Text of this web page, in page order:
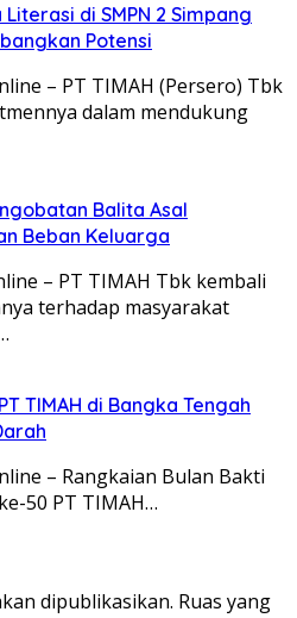
Literasi di SMPN 2 Simpang
Potensi
– PT TIMAH (Persero) Tbk
dalam mendukung
Balita Asal
Beban Keluarga
– PT TIMAH Tbk kembali
terhadap masyarakat
TIMAH di Bangka Tengah
– Rangkaian Bulan Bakti
50 PT TIMAH…
dipublikasikan. Ruas yang